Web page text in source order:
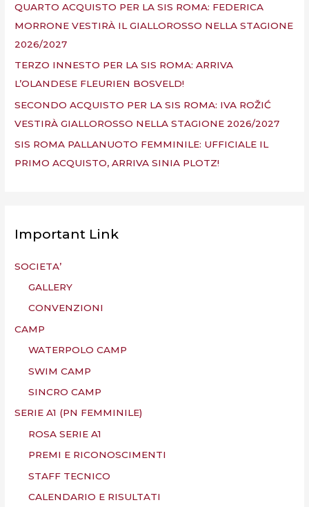
QUARTO ACQUISTO PER LA SIS ROMA: FEDERICA
MORRONE VESTIRÀ IL GIALLOROSSO NELLA STAGIONE
2026/2027
TERZO INNESTO PER LA SIS ROMA: ARRIVA
L’OLANDESE FLEURIEN BOSVELD!
SECONDO ACQUISTO PER LA SIS ROMA: IVA ROŽIĆ
VESTIRÀ GIALLOROSSO NELLA STAGIONE 2026/2027
SIS ROMA PALLANUOTO FEMMINILE: UFFICIALE IL
PRIMO ACQUISTO, ARRIVA SINIA PLOTZ!
Important Link
SOCIETA’
GALLERY
CONVENZIONI
CAMP
WATERPOLO CAMP
SWIM CAMP
SINCRO CAMP
SERIE A1 (PN FEMMINILE)
ROSA SERIE A1
PREMI E RICONOSCIMENTI
STAFF TECNICO
CALENDARIO E RISULTATI